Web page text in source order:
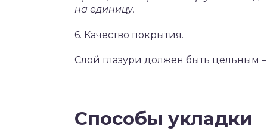
на единицу.
6. Качество покрытия.
Слой глазури должен быть цельным
Способы укладки